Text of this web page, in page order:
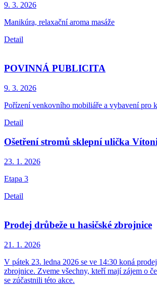
9. 3. 2026
Manikúra, relaxační aroma masáže
Detail
POVINNÁ PUBLICITA
9. 3. 2026
Pořízení venkovního mobiliáře a vybavení pro
Detail
Ošetření stromů sklepní ulička
23. 1. 2026
Etapa 3
Detail
Prodej drůbeže u hasičské zbrojnice
21. 1. 2026
V pátek 23. ledna 2026 se ve 14:30 koná
zbrojnice. Zveme všechny, kteří mají zájem o
se zúčastnili této akce.